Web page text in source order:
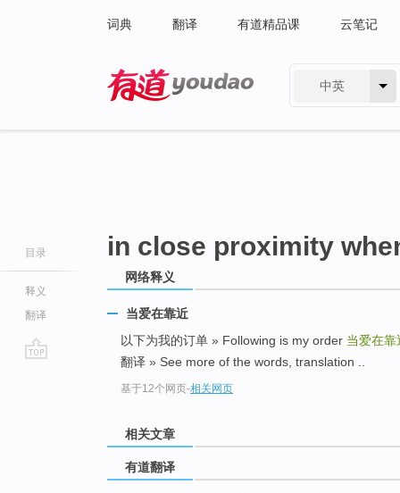
词典 翻译 有道精品课 云笔记
中英
目录
释义
翻译
in close proximity
网络释义
当爱在靠近
以下为我的订单 » Following is my order 当爱在靠
翻译 » See more of the words, translation ..
基于12个网页-相关网页
相关文章
有道翻译